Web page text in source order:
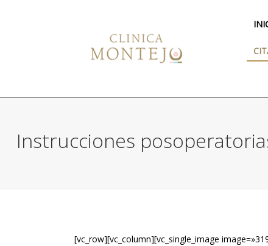
Instrucciones
[vc_row][vc_column][vc_single_image